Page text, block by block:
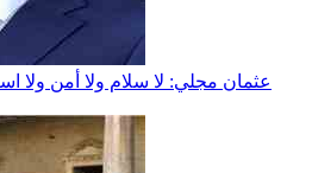
عثمان مجلي: لا سلام ولا أمن ولا